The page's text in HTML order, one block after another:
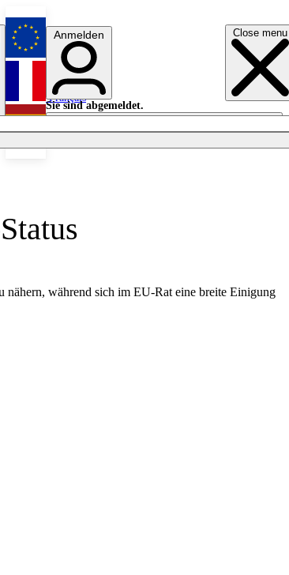
Close menu
English
Français
Anmelden
Sie sind abgemeldet.
Anmelden
Licht aus
während sich im EU-Rat eine breite Einigung